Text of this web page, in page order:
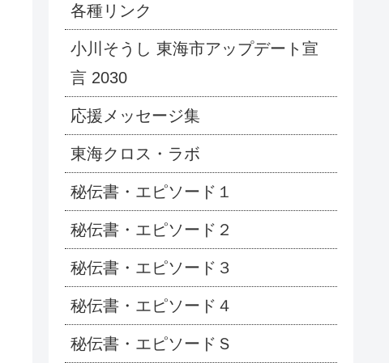
各種リンク
小川そうし 東海市アップデート宣
言 2030
応援メッセージ集
東海クロス・ラボ
秘伝書・エピソード１
秘伝書・エピソード２
秘伝書・エピソード３
秘伝書・エピソード４
秘伝書・エピソードＳ